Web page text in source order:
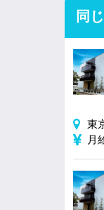
同
東
月